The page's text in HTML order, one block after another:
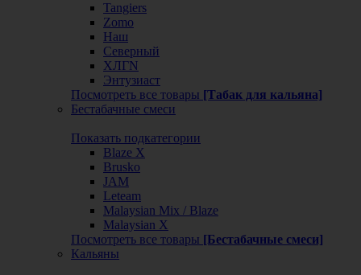
Tangiers
Zomo
Наш
Северный
ХЛГN
Энтузиаст
Посмотреть все товары [Табак для кальяна]
Бестабачные смеси
Показать подкатегории
Blaze X
Brusko
JAM
Leteam
Malaysian Mix / Blaze
Malaysian X
Посмотреть все товары [Бестабачные смеси]
Кальяны